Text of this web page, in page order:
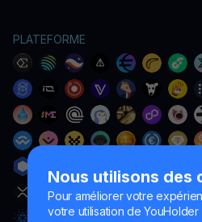
Nous utilisons des
Pour améliorer votre
votre utilisation de
PLATEFORME